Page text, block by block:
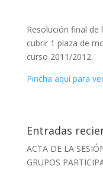
Resolución final
cubrir 1 plaza de
curso 2011/2012.
Pincha aquí para
Entradas
ACTA DE LA
GRUPOS